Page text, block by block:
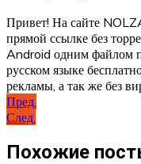
Привет! На сайте
прямой ссылке без
Android одним файлом
русском языке
рекламы, а так же без
Навигация
по
записям
Пред.
След.
Похожие